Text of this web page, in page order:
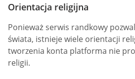
Orientacja religijna
Ponieważ serwis randkowy
świata, istnieje wiele orientacji
tworzenia konta platforma nie
religii.